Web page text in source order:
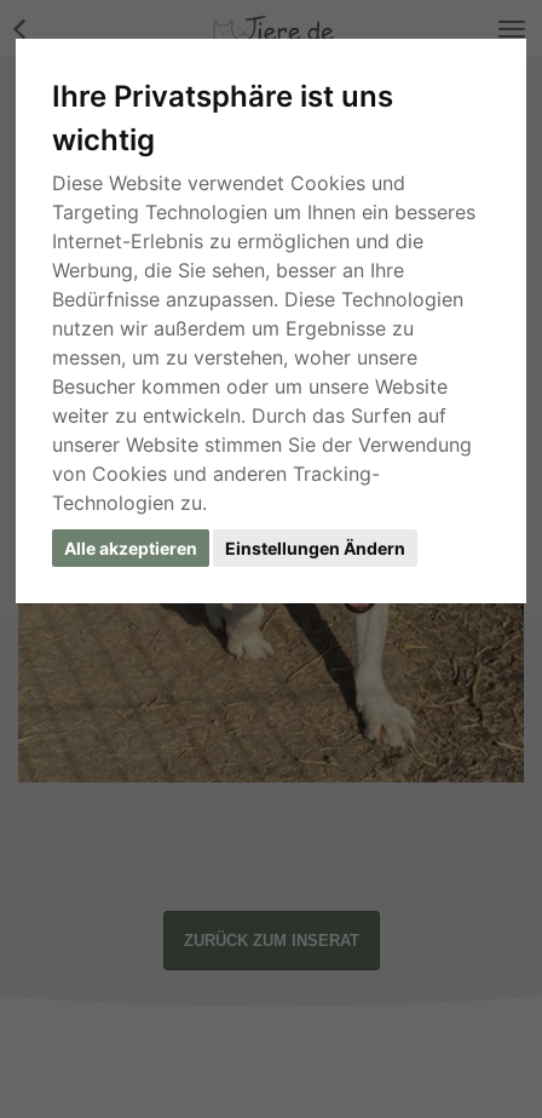
Ihre Privatsphäre ist uns
wichtig
Diese Website verwendet Cookies und
Targeting Technologien um Ihnen ein besseres
Internet-Erlebnis zu ermöglichen und die
Werbung, die Sie sehen, besser an Ihre
Bedürfnisse anzupassen. Diese Technologien
nutzen wir außerdem um Ergebnisse zu
messen, um zu verstehen, woher unsere
Besucher kommen oder um unsere Website
weiter zu entwickeln. Durch das Surfen auf
unserer Website stimmen Sie der Verwendung
von Cookies und anderen Tracking-
Technologien zu.
Alle akzeptieren Einstellungen Ändern
Liyana - NOTFALL, Mix - Hündin Bilder
Niedersachsen , vor 3 Wochen
ZURÜCK ZUM INSERAT